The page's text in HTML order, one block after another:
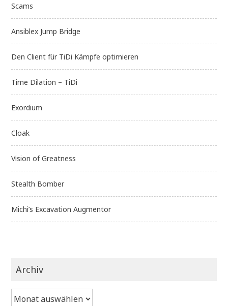
Scams
Ansiblex Jump Bridge
Den Client für TiDi Kämpfe optimieren
Time Dilation – TiDi
Exordium
Cloak
Vision of Greatness
Stealth Bomber
Michi’s Excavation Augmentor
Archiv
Archiv